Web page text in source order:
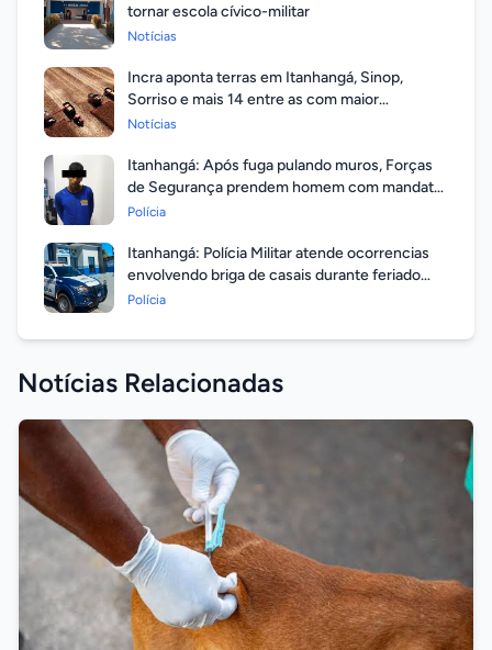
tornar escola cívico-militar
Notícias
Incra aponta terras em Itanhangá, Sinop,
Sorriso e mais 14 entre as com maior
valorização
Notícias
Itanhangá: Após fuga pulando muros, Forças
de Segurança prendem homem com mandato
em aberto por homicídio
Polícia
Itanhangá: Polícia Militar atende ocorrencias
envolvendo briga de casais durante feriado
prolongado
Polícia
Notícias Relacionadas